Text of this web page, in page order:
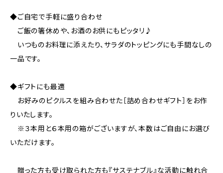
◆ご自宅で手軽に盛り合わせ
ご飯の箸休めや、お酒のお供にもピッタリ♪
いつものお料理に添えたり、サラダのトッピングにも手間なしの
一品です。
◆ギフトにも最適
お好みのピクルスを組み合わせた［詰め合わせギフト］をお作
りいたします。
※３本用と６本用の箱がございますが、本数はご自由にお選び
いただけます。
贈った方も受け取られた方も『サステナブル』な活動に触れ合